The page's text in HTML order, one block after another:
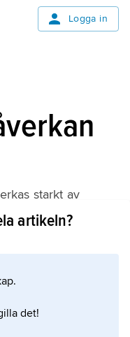
Logga in
starkt av
och
mot
artikeln?
det!